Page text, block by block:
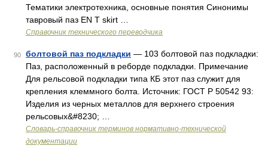
Тематики электротехника, основные понятия Синонимы
тавровый паз EN T skirt …
Справочник технического переводчика
90 болтовой паз подкладки — 103 болтовой паз подкладки:
Паз, расположенный в реборде подкладки. Примечание
Для рельсовой подкладки типа КБ этот паз служит для
крепления клеммного болта. Источник: ГОСТ Р 50542 93:
Изделия из черных металлов для верхнего строения
рельсовых&#8230; …
Словарь-справочник терминов нормативно-технической
документации